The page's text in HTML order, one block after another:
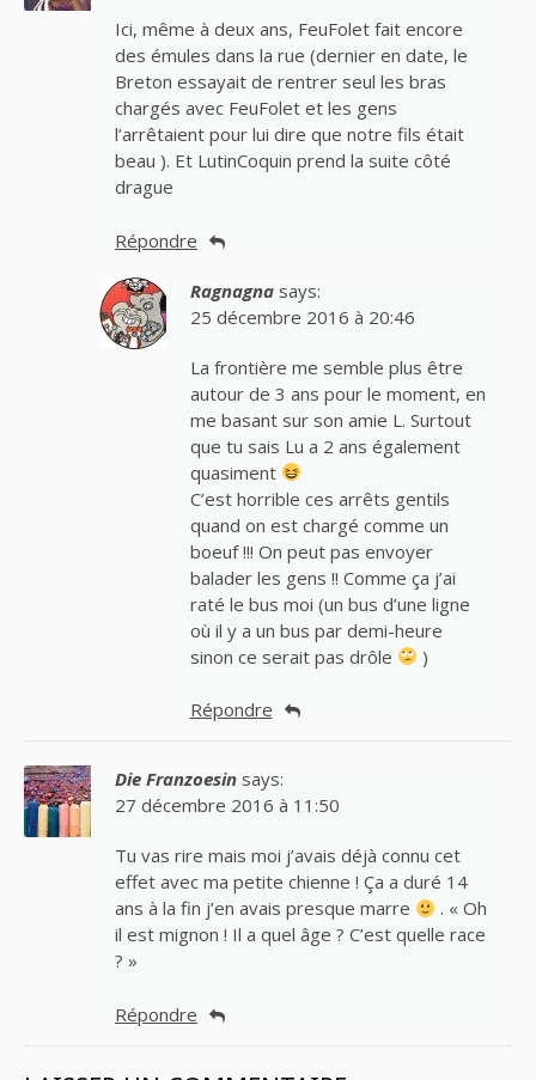
Ici, même à deux ans, FeuFolet fait encore
des émules dans la rue (dernier en date, le
Breton essayait de rentrer seul les bras
chargés avec FeuFolet et les gens
l’arrêtaient pour lui dire que notre fils était
beau ). Et LutinCoquin prend la suite côté
drague
Répondre
Ragnagna says:
25 décembre 2016 à 20:46
La frontière me semble plus être
autour de 3 ans pour le moment, en
me basant sur son amie L. Surtout
que tu sais Lu a 2 ans également
quasiment
C’est horrible ces arrêts gentils
quand on est chargé comme un
boeuf !!! On peut pas envoyer
balader les gens !! Comme ça j’ai
raté le bus moi (un bus d’une ligne
où il y a un bus par demi-heure
sinon ce serait pas drôle
)
Répondre
Die Franzoesin says:
27 décembre 2016 à 11:50
Tu vas rire mais moi j’avais déjà connu cet
effet avec ma petite chienne ! Ça a duré 14
ans à la fin j’en avais presque marre
. « Oh
il est mignon ! Il a quel âge ? C’est quelle race
? »
Répondre